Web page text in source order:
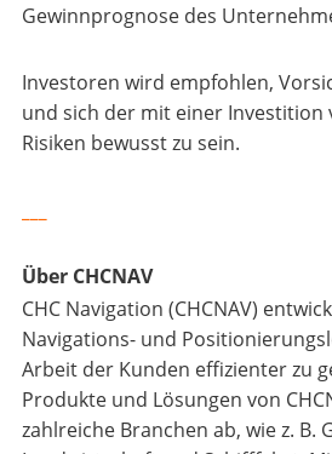
Gewinnprognose des
Investoren wird empfohlen,
und sich der mit einer Investition
Risiken bewusst zu sein.
Über CHCNAV
CHC Navigation (CHCNAV)
Navigations- und
Arbeit der Kunden effizienter zu
Produkte und Lösungen von
zahlreiche Branchen ab, wie z. B.